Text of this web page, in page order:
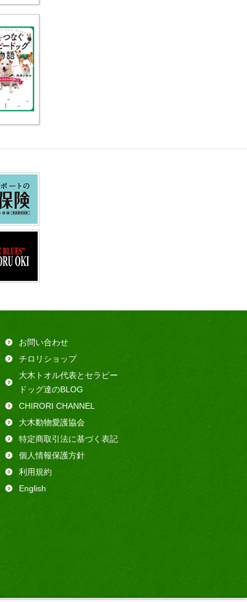
お問い合わせ
チロリショップ
大木トオル代表とセラピー
ドッグ達のBLOG
CHIRORI CHANNEL
大木動物愛護協会
特定商取引法に基づく表記
個人情報保護方針
利用規約
English